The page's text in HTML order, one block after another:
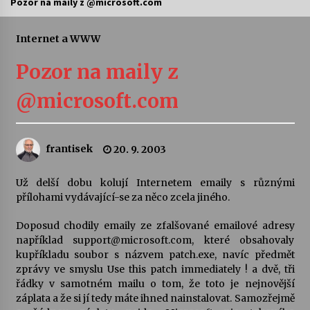
Sukuba Ensemble
Vernisáž výstavy Josefíny Duškové: Stávám se
kapkou
Veselí muzikanti
šedesátka: 28. 7.–1. 8. 2026
28. 7. 2026
Letní koncerty ve Stromovce: Kolchoz a
Jenakaši
28. 7. 2026
Internet a WWW
Pozor na maily z
@microsoft.com
frantisek 20. 9. 2003
Už delší dobu kolují Internetem emaily s různými
přílohami vydávající-se za něco zcela jiného.
Doposud chodily emaily ze zfalšované emailové adresy
například support@microsoft.com, které obsahovaly
kupříkladu soubor s názvem patch.exe, navíc předmět
zprávy ve smyslu Use this patch immediately ! a dvě, tři
řádky v samotném mailu o tom, že toto je nejnovější
záplata a že si jí tedy máte ihned nainstalovat. Samozřejmě